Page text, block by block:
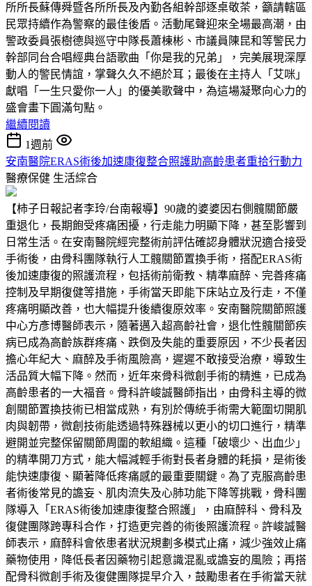
所所長蘇傳舜暨各所所長及內勤各組幹部逐桌敬茶，籲請轄區
民眾持續作為警察的最佳後盾。活動尾聲迎來全場最高潮，由
警政委員張樹德與巡守中隊長蕭棟彬、市議員陳昆和等警民力
幹部同台合唱經典台語歌曲「你是我的兄弟」，完美展現深厚
動人的警民情誼，掌聲久久不絕於耳；最後在主持人「艾咪」
獻唱「一生只愛你一人」的優美歌聲中，為這場凝聚向心力的
盛會畫下圓滿句點。
繼續閱讀
1週前
安南醫院ERAS術後加速康復整合照護助高齡患者重拾行動力
醫療保健 生活綜合
【柿子日報記者李玲/台南報導】90歲的婆婆因右側髖關節嚴
重退化，長期飽受疼痛困擾，行走能力明顯下降，甚至影響到
日常生活。在安南醫院經完整術前評估確認身體狀況適合接受
手術後，由骨科團隊執行人工髖關節置換手術，搭配ERAS術
後加速康復的照護流程，包括術前衛教、精準麻醉、完善疼痛
控制及早期復健等措施，手術當天即能下床站立及行走，不僅
疼痛明顯改善，也大幅提升後續復原效率。安南醫院關節照護
中心方彥博醫師表示，隨著邁入超高齡社會，退化性髖關節疾
病已成為高齡族群疼痛、跌倒及失能的重要原因，不少長者因
擔心年紀大、麻醉及手術風險高，遲遲不敢接受治療，導致生
活品質大幅下降。然而，近年來骨科微創手術的精進，已成為
高齡患者的一大福音。骨科許峻誠醫師指出，由骨科主導的微
創關節置換技術已相當成熟，有別於傳統手術需大範圍切開肌
肉與韌帶，微創技術能透過特殊器械以更小的切口進行，精準
避開並完整保留關節周圍的軟組織。這種「破壞少、出血少」
的精準開刀方式，能大幅減輕手術對長者身體的耗損，是術後
能快速康復、顯著降低疼痛感的最重要關鍵。為了克服高齡患
者術後常見的譫妄、肌肉流失及心肺功能下降等挑戰，骨科團
隊導入「ERAS術後加速康復整合照護」，由麻醉科、骨科及
復健團隊跨專科合作，打造更完善的術後照護流程。許峻誠醫
師表示，麻醉科會依患者狀況規劃多模式止痛，減少強效止痛
藥物使用，降低長者因藥物引起意識混亂或譫妄的風險；再搭
配骨科微創手術及復健團隊提早介入，鼓勵患者在手術當天就